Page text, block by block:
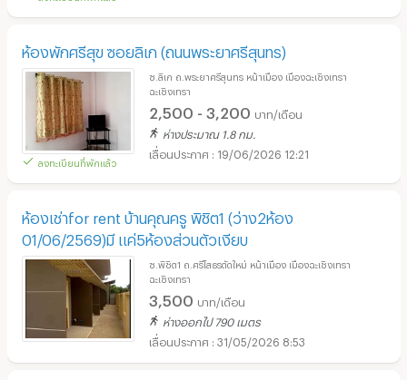
ห้องพักศรีสุข ซอยลิเก (ถนนพระยาศรีสุนทร)
ลงทะเบียนที่พักแล้ว
ซ.ลิเก ถ.พระยาศรีสุนทร หน้าเมือง เมืองฉะเชิงเทรา
ฉะเชิงเทรา
2,500 - 3,200 บาท/เดือน
ห่างประมาณ 1.8 กม.
19/06/2026 12:21
ห้องเช่าfor rent บ้านคุณครู พิชิต1 (ว่าง2ห้อง
01/06/2569)มี แค่5ห้องส่วนตัวเงียบ
ซ.พิชิต1 ถ.ศรีโสธรตัดใหม่ หน้าเมือง เมืองฉะเชิงเทรา
ฉะเชิงเทรา
3,500 บาท/เดือน
ห่างออกไป 790 เมตร
31/05/2026 8:53